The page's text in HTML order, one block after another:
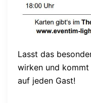
Lasst das
wirken und
auf jeden Gast!